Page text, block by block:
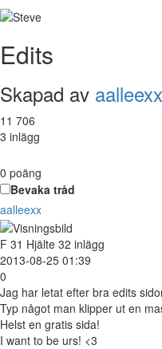
Edits
Skapad av aalleexx
11 706
3 inlägg
0 poäng
Bevaka tråd
aalleexx
F 31 Hjälte 32 inlägg
2013-08-25 01:39
0
Jag har letat efter bra edits
Typ något man klipper ut en
Helst en gratis sida!
I want to be urs! <3